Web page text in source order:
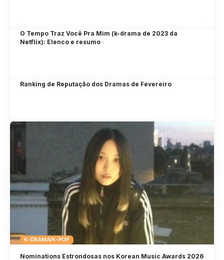
O Tempo Traz Você Pra Mim (k-drama de 2023 da
Netflix): Elenco e resumo
Ranking de Reputação dos Dramas de Fevereiro
K-DRAMA/K-POP
Nominations Estrondosas nos Korean Music Awards 2026